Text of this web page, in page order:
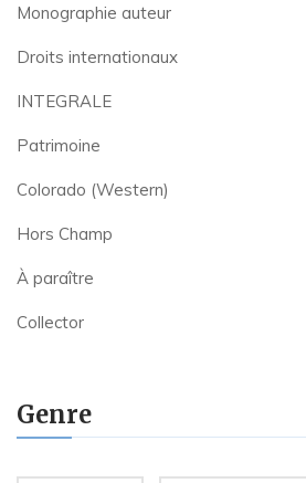
Monographie auteur
Droits internationaux
INTEGRALE
Patrimoine
Colorado (Western)
Hors Champ
À paraître
Collector
Genre